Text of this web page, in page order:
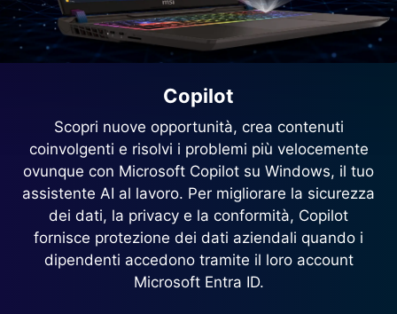
Copilot
Scopri nuove opportunità, crea contenuti
coinvolgenti e risolvi i problemi più velocemente
ovunque con Microsoft Copilot su Windows, il tuo
assistente AI al lavoro. Per migliorare la sicurezza
dei dati, la privacy e la conformità, Copilot
fornisce protezione dei dati aziendali quando i
dipendenti accedono tramite il loro account
Microsoft Entra ID.